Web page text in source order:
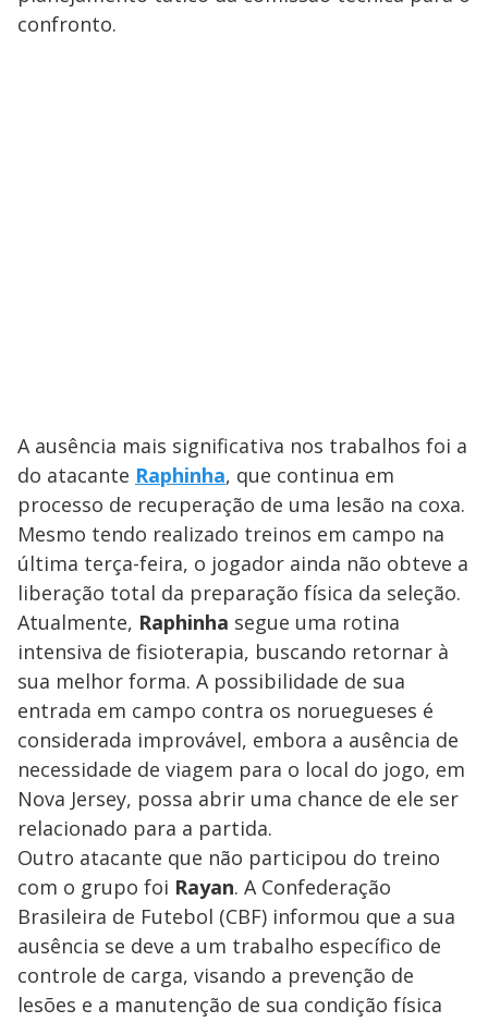
confronto.
A ausência mais significativa nos trabalhos foi a
do atacante Raphinha, que continua em
processo de recuperação de uma lesão na coxa.
Mesmo tendo realizado treinos em campo na
última terça-feira, o jogador ainda não obteve a
liberação total da preparação física da seleção.
Atualmente, Raphinha segue uma rotina
intensiva de fisioterapia, buscando retornar à
sua melhor forma. A possibilidade de sua
entrada em campo contra os noruegueses é
considerada improvável, embora a ausência de
necessidade de viagem para o local do jogo, em
Nova Jersey, possa abrir uma chance de ele ser
relacionado para a partida.
Outro atacante que não participou do treino
com o grupo foi Rayan. A Confederação
Brasileira de Futebol (CBF) informou que a sua
ausência se deve a um trabalho específico de
controle de carga, visando a prevenção de
lesões e a manutenção de sua condição física